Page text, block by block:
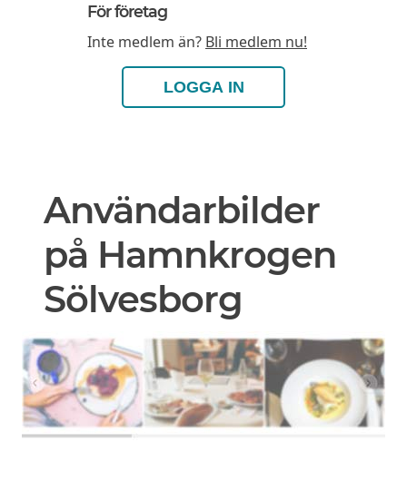
För företag
Inte medlem än? Bli medlem nu!
LOGGA IN
Användarbilder
på Hamnkrogen
Sölvesborg